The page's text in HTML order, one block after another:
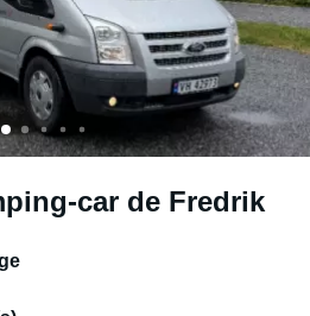
car de Fredrik